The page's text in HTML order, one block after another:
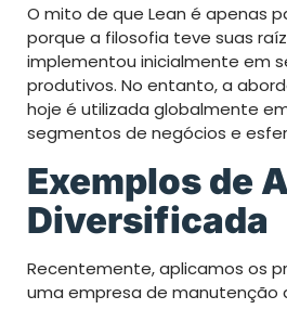
O mito de que Lean é apenas
porque a filosofia teve suas
implementou inicialmente em
produtivos. No entanto, a
hoje é utilizada globalmente
segmentos de negócios e
Exemplos de
Diversificada
Recentemente, aplicamos os
uma empresa de manutenção